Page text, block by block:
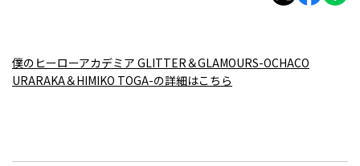
僕のヒーローアカデミア GLITTER＆GLAMOURS-OCHACO
URARAKA＆HIMIKO TOGA-の詳細はこちら